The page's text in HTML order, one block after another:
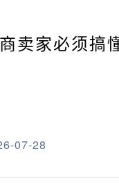
卖家必须搞
07-28